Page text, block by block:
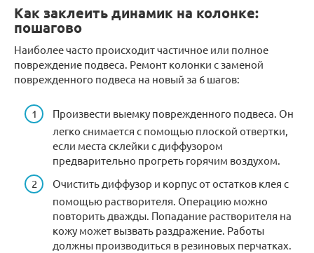
Как заклеить динамик на колонке:
пошагово
Наиболее часто происходит частичное или полное
повреждение подвеса. Ремонт колонки с заменой
поврежденного подвеса на новый за 6 шагов:
Произвести выемку поврежденного подвеса. Он
легко снимается с помощью плоской отвертки,
если места склейки с диффузором
предварительно прогреть горячим воздухом.
Очистить диффузор и корпус от остатков клея с
помощью растворителя. Операцию можно
повторить дважды. Попадание растворителя на
кожу может вызвать раздражение. Работы
должны производиться в резиновых перчатках.